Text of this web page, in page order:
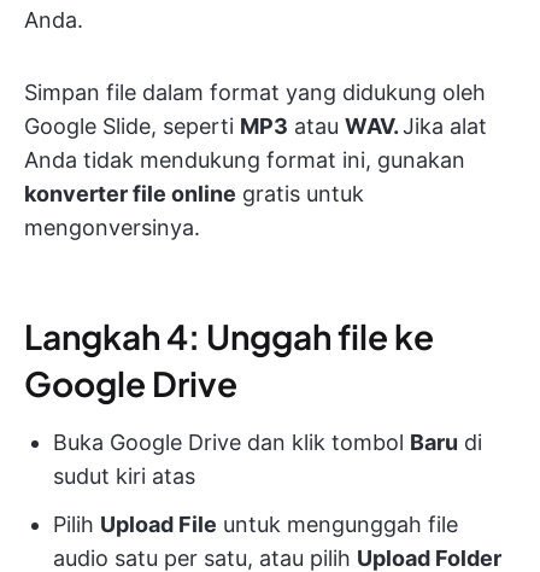
Anda.
Simpan file dalam format yang didukung oleh
Google Slide, seperti MP3 atau WAV.Jika alat
Anda tidak mendukung format ini, gunakan
konverter file online gratis untuk
mengonversinya.
Langkah 4: Unggah file ke
Google Drive
Buka Google Drive dan klik tombol Baru di
sudut kiri atas
Pilih Upload File untuk mengunggah file
audio satu per satu, atau pilih Upload Folder